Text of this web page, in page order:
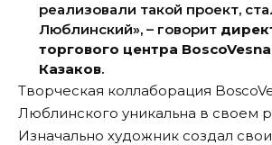
реализовали такой проект,
Люблинский», – говорит
торгового центра
Казаков.
Творческая коллаборация
Люблинского уникальна в своем
Изначально художник создал